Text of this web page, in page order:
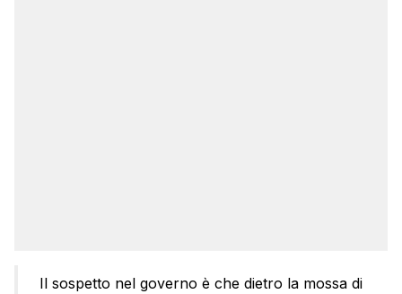
Il sospetto nel governo è che dietro la mossa di